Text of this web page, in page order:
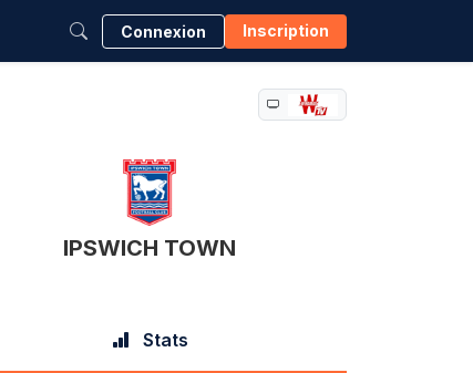
Connexion Inscription
IPSWICH TOWN
Stats